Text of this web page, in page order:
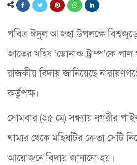
পবিত্র ঈদুল আজহা উপলক্ষে
জাতের মহিষ ‘ডোনাল্ড ট্রাম্প’কে লাল
রাজকীয় বিদায় জানিয়েছে
কর্তৃপক্ষ।
সোমবার (২৫ মে) সন্ধ্যায় নগরীর
খামার থেকে মহিষটির ক্রেতা সেটি
আয়োজনে বিদায় জানানো হয়।